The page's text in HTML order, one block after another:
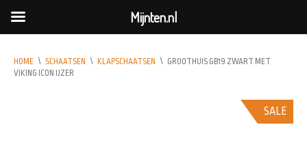
HOME \ SCHAATSEN \ KLAPSCHAATSEN \ GROOTHUIS GB19 ZWART MET
VIKING ICON IJZER
SALE
Mijnten.nl